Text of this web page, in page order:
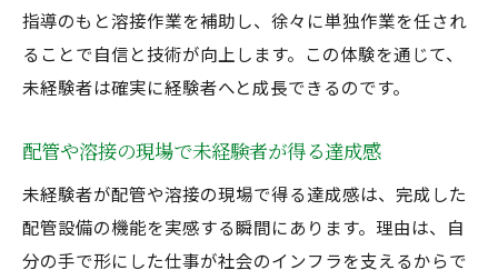
指導のもと溶接作業を補助し、徐々に単独作業を任され
ることで自信と技術が向上します。この体験を通じて、
未経験者は確実に経験者へと成長できるのです。
配管や溶接の現場で未経験者が得る達成感
未経験者が配管や溶接の現場で得る達成感は、完成した
配管設備の機能を実感する瞬間にあります。理由は、自
分の手で形にした仕事が社会のインフラを支えるからで